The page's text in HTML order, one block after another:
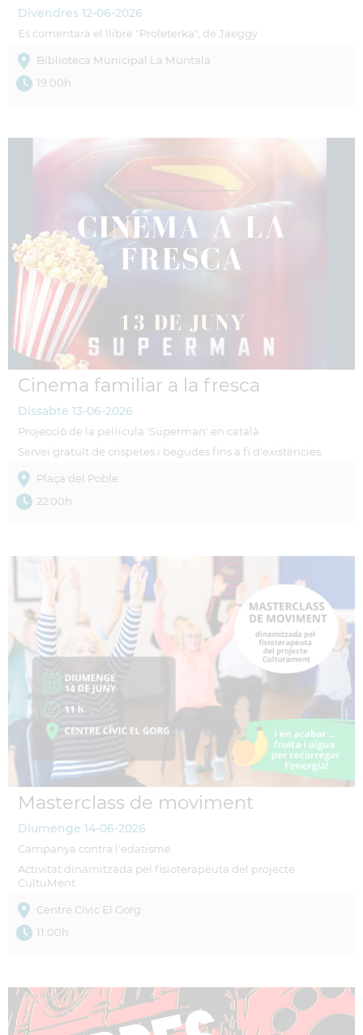
Divendres 12-06-2026
Es comentarà el llibre "Proleterka", de Jaeggy
Biblioteca Municipal La Muntala
19:00h
Cinema familiar a la fresca
Dissabte 13-06-2026
Projecció de la pel·lícula 'Superman' en català
Servei gratuït de crispetes i begudes fins a fi d'existències.
Plaça del Poble
22:00h
Masterclass de moviment
Diumenge 14-06-2026
Campanya contra l'edatisme
Activitat dinamitzada pel fisioterapèuta del projecte
CultuMent.
Centre Cívic El Gorg
11:00h